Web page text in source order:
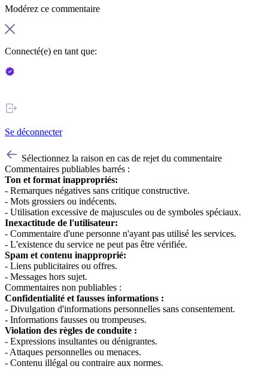
Modérez ce commentaire
Connecté(e) en tant que:
Se déconnecter
Sélectionnez la raison en cas de rejet du commentaire
Commentaires publiables barrés :
Ton et format inappropriés:
- Remarques négatives sans critique constructive.
- Mots grossiers ou indécents.
- Utilisation excessive de majuscules ou de symboles spéciaux.
Inexactitude de l'utilisateur:
- Commentaire d'une personne n'ayant pas utilisé les services.
- L'existence du service ne peut pas être vérifiée.
Spam et contenu inapproprié:
- Liens publicitaires ou offres.
- Messages hors sujet.
Commentaires non publiables :
Confidentialité et fausses informations :
- Divulgation d'informations personnelles sans consentement.
- Informations fausses ou trompeuses.
Violation des règles de conduite :
- Expressions insultantes ou dénigrantes.
- Attaques personnelles ou menaces.
- Contenu illégal ou contraire aux normes.